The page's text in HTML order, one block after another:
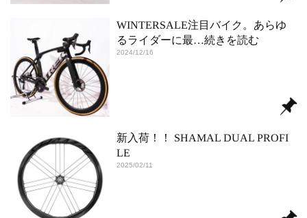
WINTERSALE注目バイク。あらゆ
るライダーに最…続きを読む
2024/12/16
新入荷！！ SHAMAL DUAL PROFI
LE
2025/02/11